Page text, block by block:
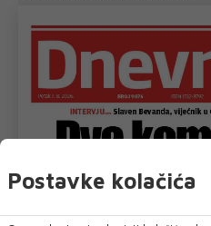
Postavke kolačića